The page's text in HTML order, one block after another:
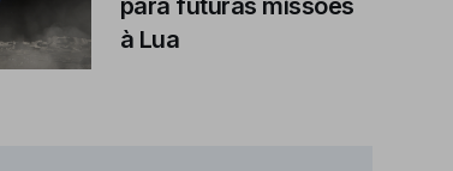
para futuras missões
à Lua